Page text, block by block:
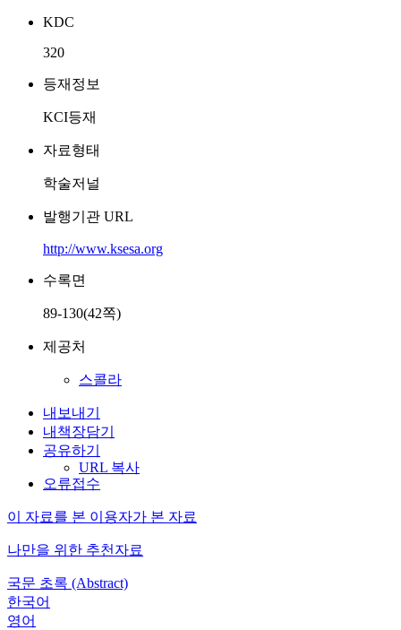
KDC
320
등재정보
KCI등재
자료형태
학술저널
발행기관 URL
http://www.ksesa.org
수록면
89-130(42쪽)
제공처
스콜라
내보내기
내책장담기
공유하기
URL 복사
오류접수
이 자료를 본 이용자가 본 자료
나만을 위한 추천자료
국문 초록 (Abstract)
한국어
영어